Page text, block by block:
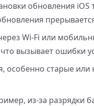
обновления
Wi-Fi или
вызывает ошибки
особенно старые
из-за разрядки